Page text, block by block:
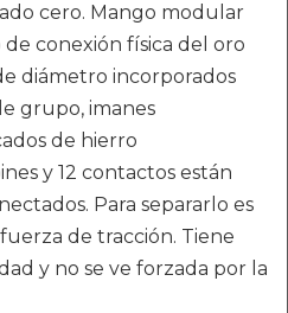
cero. Mango modular
conexión física del oro
diámetro incorporados
grupo, imanes
de hierro
y 12 contactos están
Para separarlo es
fuerza de tracción. Tiene
y no se ve forzada por la